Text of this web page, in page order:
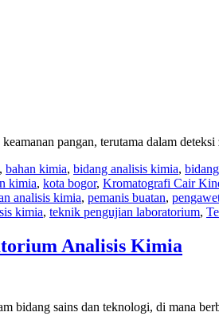
pangan, terutama dalam
, bahan kimia, bidang analisis kimia,
kimia, kota bogor, Kromatografi Cair
analisis kimia, pemanis buatan,
kimia, teknik pengujian laboratorium,
Analisis Kimia
bidang sains dan teknologi, di mana